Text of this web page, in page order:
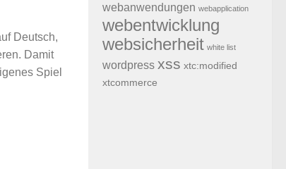
Deutsch,
Damit
Spiel
webanwendungen webapplication
webentwicklung
websicherheit white list
wordpress xss xtc:modified
xtcommerce